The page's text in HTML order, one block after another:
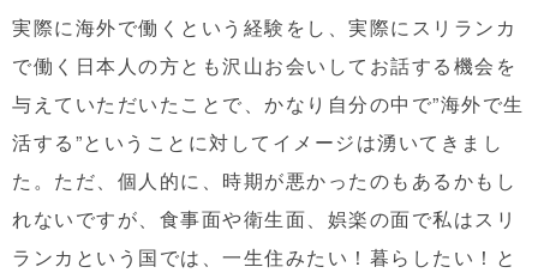
実際に海外で働くという経験をし、実際にスリランカ
で働く日本人の方とも沢山お会いしてお話する機会を
与えていただいたことで、かなり自分の中で”海外で生
活する”ということに対してイメージは湧いてきまし
た。ただ、個人的に、時期が悪かったのもあるかもし
れないですが、食事面や衛生面、娯楽の面で私はスリ
ランカという国では、一生住みたい！暮らしたい！と